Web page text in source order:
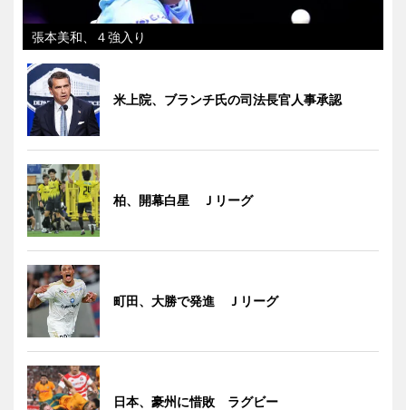
張本美和、４強入り
米上院、ブランチ氏の司法長官人事承認
柏、開幕白星 Ｊリーグ
町田、大勝で発進 Ｊリーグ
日本、豪州に惜敗 ラグビー